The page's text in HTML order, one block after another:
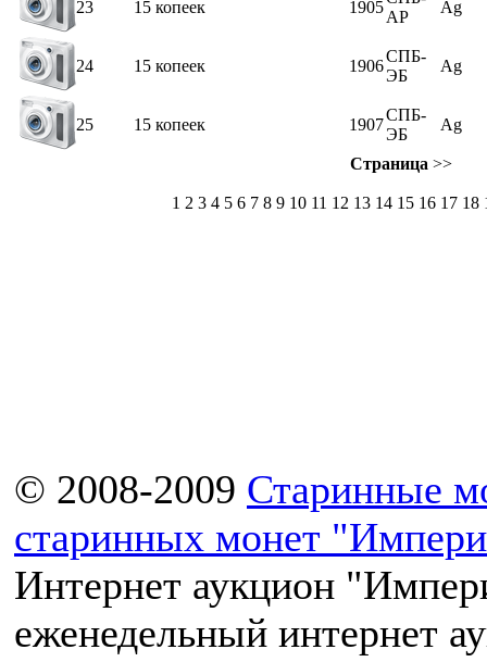
23 15 копеек 1905
AP
Ag
24 15 копеек 1906
СПБ-
ЭБ
Ag
25 15 копеек 1907
СПБ-
ЭБ
Ag
Страница >>
1 2 3 4 5 6 7 8 9 10 11 12 13 14 15 16 17 18
© 2008-2009 Старинные
старинных монет
Интернет аукцион
еженедельный интернет